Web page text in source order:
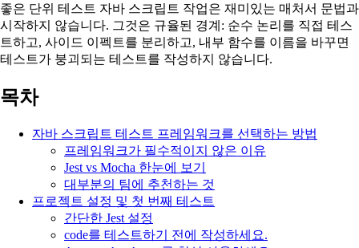
좋은 단위 테스트 자바 스크립트 작업은 재미있는 매처서 문법과
시작하지 않습니다. 그것은 규율된 경계: 순수 논리를 직접 테스
트하고, 사이드 이펙트를 분리하고, 내부 함수를 이름을 바꾸면
테스트가 붕괴되는 테스트를 작성하지 않습니다.
목차
자바 스크립트 테스트 프레임워크를 선택하는 방법
프레임워크가 필수적이지 않은 이유
Jest vs Mocha 한눈에 보기
대부분의 팀에 추천하는 것
프로젝트 설정 및 첫 번째 테스트
간단한 Jest 설정
code를 테스트하기 전에 작성하세요.